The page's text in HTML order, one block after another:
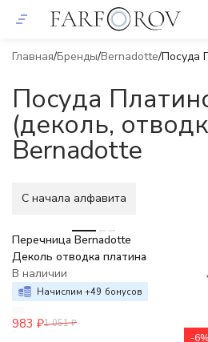
Главная Бренды Bernadotte Посуда
Посуда
(деколь,
Bernadotte
C начала алфавита
Перечница Bernadotte
Деколь отводка платина
В наличии
Начислим +49 бонусов
983 ₽1 051 ₽
-6%